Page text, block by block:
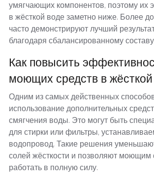
умягчающих компонентов, поэтому их
в жёсткой воде заметно ниже. Более
часто демонстрируют лучший
благодаря сбалансированному
Как повысить
моющих средств в
Одним из самых действенных
использование дополнительных
смягчения воды. Это могут быть
для стирки или фильтры,
водопровод. Такие решения
солей жёсткости и позволяют моющим
работать в полную силу.